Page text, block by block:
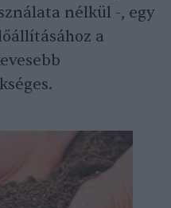
nélkül -, egy
a